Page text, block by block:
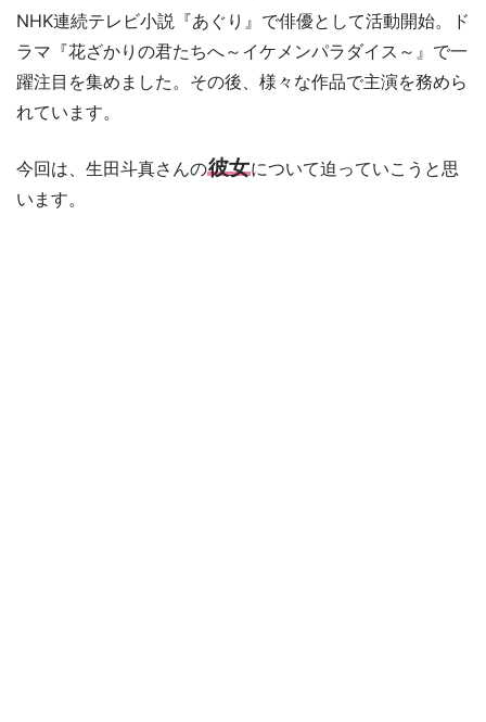
NHK連続テレビ小説『あぐり』で俳優として活動開始。ド
ラマ『花ざかりの君たちへ～イケメンパラダイス～』で一
躍注目を集めました。その後、様々な作品で主演を務めら
れています。
今回は、生田斗真さんの彼女について迫っていこうと思
います。